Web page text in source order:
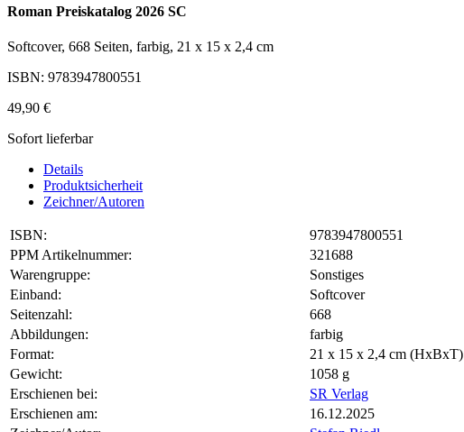
Roman Preiskatalog 2026 SC
Softcover, 668 Seiten, farbig, 21 x 15 x 2,4 cm
ISBN: 9783947800551
49,90 €
Sofort lieferbar
Details
Produktsicherheit
Zeichner/Autoren
ISBN:
9783947800551
PPM Artikelnummer:
321688
Warengruppe:
Sonstiges
Einband:
Softcover
Seitenzahl:
668
Abbildungen:
farbig
Format:
21 x 15 x 2,4 cm (HxBxT)
Gewicht:
1058 g
Erschienen bei:
SR Verlag
Erschienen am:
16.12.2025